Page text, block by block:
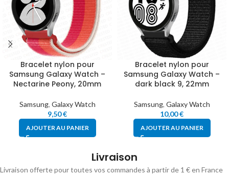
Bracelet nylon pour
Samsung Galaxy Watch –
Nectarine Peony, 20mm
Samsung, Galaxy Watch
9,50€
AJOUTER AU PANIER
Bracelet nylon pour
Samsung Galaxy Watch –
dark black 9, 22mm
Samsung, Galaxy Watch
10,00€
AJOUTER AU PANIER
Livraison
Livraison offerte pour toutes vos commandes à partir de 1 € en France